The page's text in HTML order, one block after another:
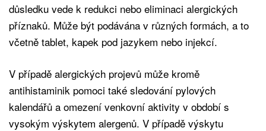
důsledku vede k redukci nebo eliminaci alergických
příznaků. Může být podávána v různých formách, a to
včetně tablet, kapek pod jazykem nebo injekcí.
V případě alergických projevů může kromě
antihistaminik pomoci také sledování pylových
kalendářů a omezení venkovní aktivity v období s
vysokým výskytem alergenů. V případě výskytu